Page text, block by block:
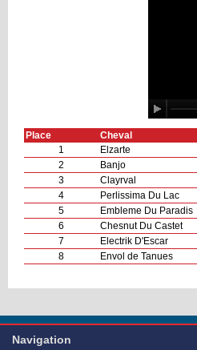
Place Cheval
1
Elzarte
2
Banjo
3
Clayrval
4
Perlissima Du Lac
5
Embleme Du Paradis
6
Chesnut Du Castet
7
Electrik D'Escar
8
Envol de Tanues
Navigation